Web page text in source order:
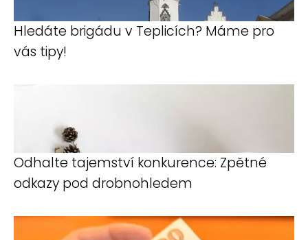
Hledáte brigádu v Teplicích? Máme pro
vás tipy!
Odhalte tajemství konkurence: Zpětné
odkazy pod drobnohledem